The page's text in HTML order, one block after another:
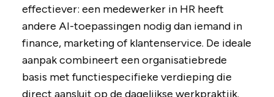
effectiever: een medewerker in HR heeft
andere AI-toepassingen nodig dan iemand in
finance, marketing of klantenservice. De ideale
aanpak combineert een organisatiebrede
basis met functiespecifieke verdieping die
direct aansluit op de dagelijkse werkpraktijk.